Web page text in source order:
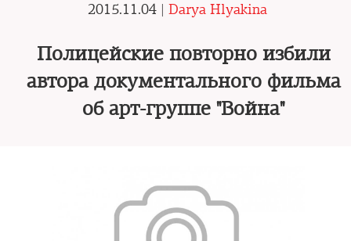
2015.11.04 | Darya Hlyakina
Полицейские повторно избили
автора документального фильма
об арт-группе "Война"